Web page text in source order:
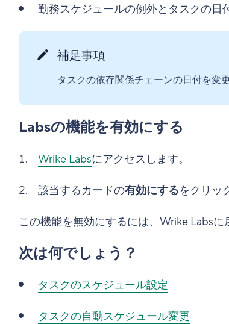
勤務スケジュールの例外とタスクの日
補足事項
タスクの依存関係チェーンの日付を変
Labsの機能を有効にする
Wrike Labsにアクセスします。
該当するカードの有効にするをクリッ
この機能を無効にするには、Wrike Labs
次は何でしょう？
タスクのスケジュール設定
タスクの自動スケジュール変更